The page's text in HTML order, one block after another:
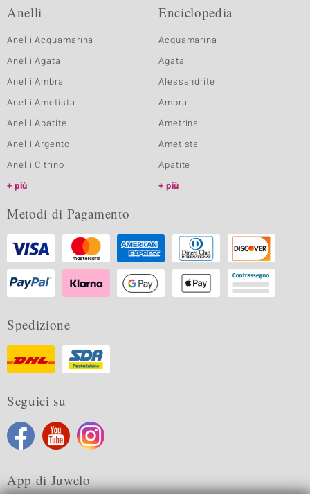
Anelli
Anelli Acquamarina
Anelli Agata
Anelli Ambra
Anelli Ametista
Anelli Apatite
Anelli Argento
Anelli Citrino
più
Enciclopedia
Acquamarina
Agata
Alessandrite
Ambra
Ametrina
Ametista
Apatite
più
Metodi di Pagamento
Spedizione
Seguici su
App di Juwelo